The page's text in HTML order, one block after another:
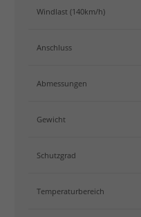
Windlast (140km/h)
Anschluss
Abmessungen
Gewicht
Schutzgrad
Temperaturbereich